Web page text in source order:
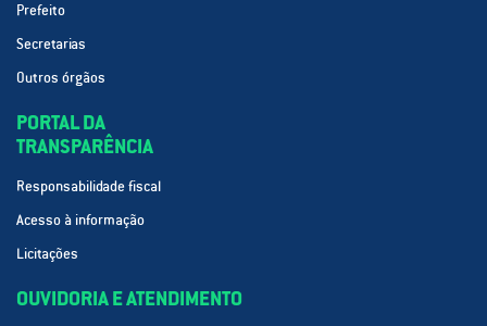
Prefeito
Secretarias
Outros órgãos
PORTAL DA
TRANSPARÊNCIA
Responsabilidade fiscal
Acesso à informação
Licitações
OUVIDORIA E ATENDIMENTO